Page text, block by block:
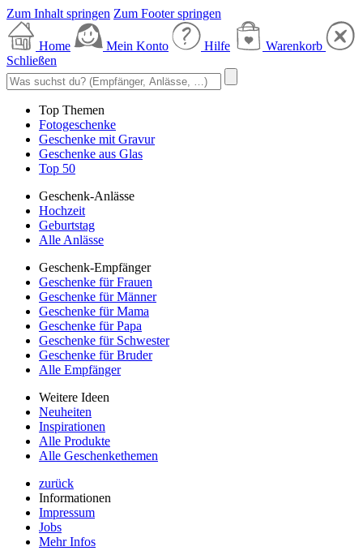
Zum Inhalt springen Zum Footer springen
Home Mein Konto Hilfe
Warenkorb
Schließen
Top Themen
Fotogeschenke
Geschenke mit Gravur
Geschenke aus Glas
Top 50
Geschenk-Anlässe
Hochzeit
Geburtstag
Alle Anlässe
Geschenk-Empfänger
Geschenke für Frauen
Geschenke für Männer
Geschenke für Mama
Geschenke für Papa
Geschenke für Schwester
Geschenke für Bruder
Alle Empfänger
Weitere Ideen
Neuheiten
Inspirationen
Alle Produkte
Alle Geschenkethemen
zurück
Informationen
Impressum
Jobs
Mehr Infos